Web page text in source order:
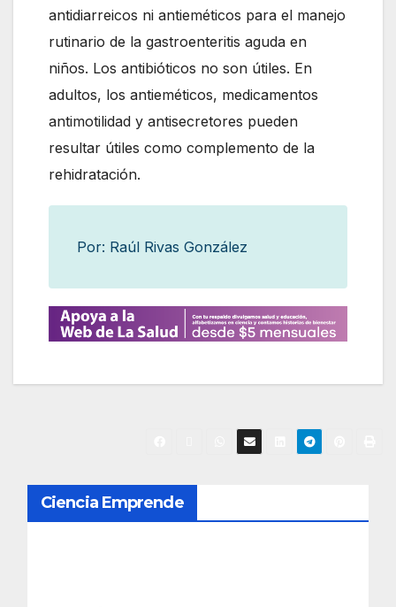
antidiarreicos ni antieméticos para el manejo
rutinario de la gastroenteritis aguda en
niños. Los antibióticos no son útiles. En
adultos, los antieméticos, medicamentos
antimotilidad y antisecretores pueden
resultar útiles como complemento de la
rehidratación.
Por: Raúl Rivas González
N
a
Ciencia Emprende